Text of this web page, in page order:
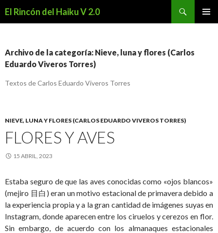
El Rincón del Haiku V 2.0
Archivo de la categoría: Nieve, luna y flores (Carlos
Eduardo Viveros Torres)
Textos de Carlos Eduardo Viveros Torres
NIEVE, LUNA Y FLORES (CARLOS EDUARDO VIVEROS TORRES)
FLORES Y AVES
15 ABRIL, 2023
Estaba seguro de que las aves conocidas como «ojos blancos»
(mejiro 目白) eran un motivo estacional de primavera debido a
la experiencia propia y a la gran cantidad de imágenes suyas en
Instagram, donde aparecen entre los ciruelos y cerezos en flor.
Sin embargo, de acuerdo con los almanaques estacionales